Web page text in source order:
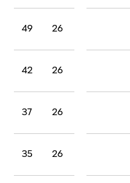
26
49
26
42
26
37
26
35